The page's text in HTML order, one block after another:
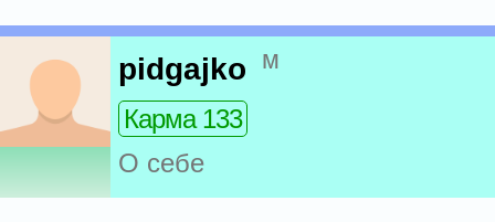
pidgajko м
Карма 133
О себе